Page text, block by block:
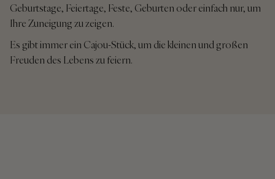
Geburtstage, Feiertage, Feste, Geburten oder einfach nur, um
Ihre Zuneigung zu zeigen.
Es gibt immer ein Cajou-Stück, um die kleinen und großen
Freuden des Lebens zu feiern.